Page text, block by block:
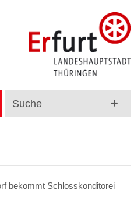
Suche
bekommt Schlosskonditorei